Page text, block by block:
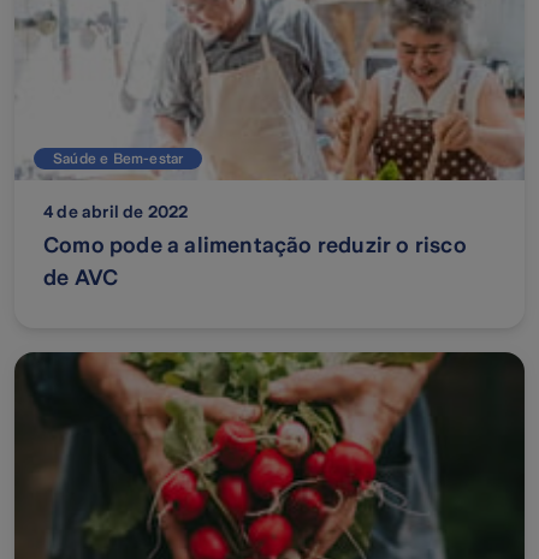
Saúde e Bem-estar
4 de abril de 2022
Como pode a alimentação reduzir o risco
de AVC